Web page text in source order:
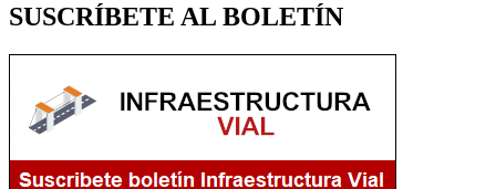
SUSCRÍBETE AL BOLETÍN